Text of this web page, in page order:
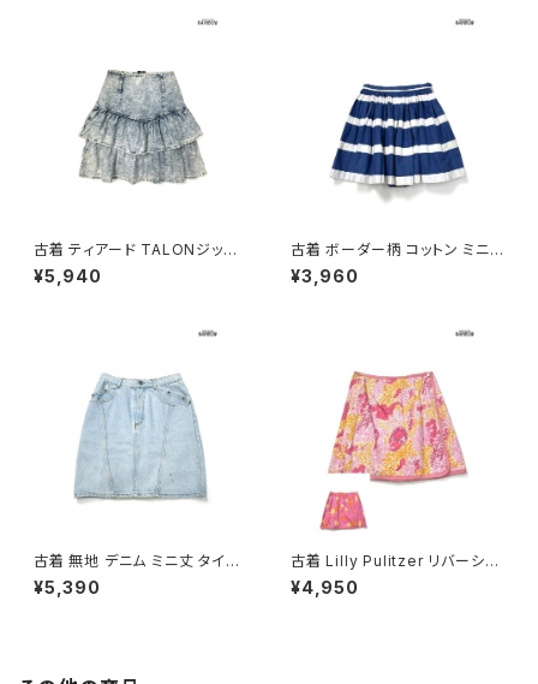
古着 ティアード TALONジップ
無地 デニム ミニ丈 スカート 青
水色 (btu2601047)
¥5,940
古着 ボーダー柄 コットン ミニ
丈 スカート 紺 (btu2601066)
¥3,960
古着 無地 デニム ミニ丈 タイト
スカート 青 水色 (btu260302
7)
¥5,390
古着 Lilly Pulitzer リバーシブ
ル 総柄 アニマル コットン ミニ
丈 スカート ピンク (btu26010
¥4,950